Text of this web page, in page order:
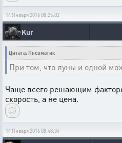
14 Января 2016 08:25:02
Kur
Цитата: Пневматик
При том, что луны и одной
Чаще всего решающим
скорость, а не цена.
14 Января 2016 08:48:34